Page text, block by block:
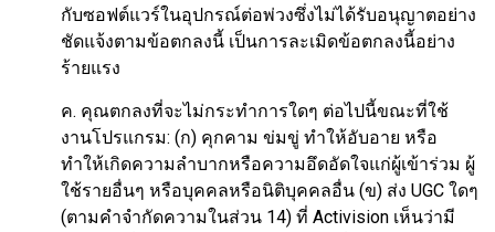
กับซอฟต์แวร์ในอุปกรณ์ต่อพ่วงซึ่งไม่ได้รับอนุญาตอย่าง
ชัดแจ้งตามข้อตกลงนี้ เป็นการละเมิดข้อตกลงนี้อย่าง
ร้ายแรง
ค. คุณตกลงที่จะไม่กระทำการใดๆ ต่อไปนี้ขณะที่ใช้
งานโปรแกรม: (ก) คุกคาม ข่มขู่ ทำให้อับอาย หรือ
ทำให้เกิดความลำบากหรือความอึดอัดใจแก่ผู้เข้าร่วม ผู้
ใช้รายอื่นๆ หรือบุคคลหรือนิติบุคคลอื่น (ข) ส่ง UGC ใดๆ
(ตามคำจำกัดความในส่วน 14) ที่ Activision เห็นว่ามี